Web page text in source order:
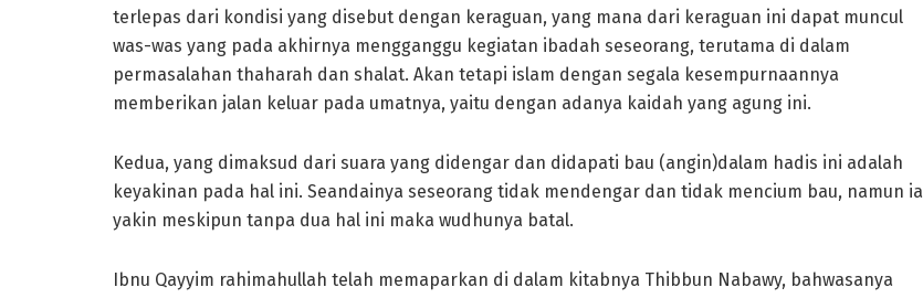
terlepas dari kondisi yang disebut dengan keraguan, yang mana dari keraguan ini dapat muncul
was-was yang pada akhirnya mengganggu kegiatan ibadah seseorang, terutama di dalam
permasalahan thaharah dan shalat. Akan tetapi islam dengan segala kesempurnaannya
memberikan jalan keluar pada umatnya, yaitu dengan adanya kaidah yang agung ini.
Kedua, yang dimaksud dari suara yang didengar dan didapati bau (angin)dalam hadis ini adalah
keyakinan pada hal ini. Seandainya seseorang tidak mendengar dan tidak mencium bau, namun ia
yakin meskipun tanpa dua hal ini maka wudhunya batal.
Ibnu Qayyim rahimahullah telah memaparkan di dalam kitabnya Thibbun Nabawy, bahwasanya